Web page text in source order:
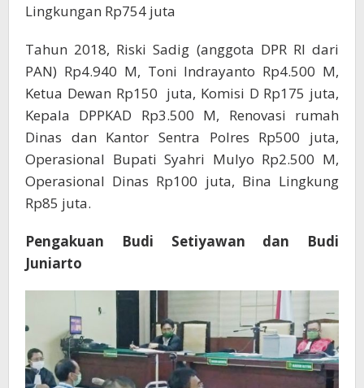
Lingkungan Rp754 juta
Tahun 2018, Riski Sadig (anggota DPR RI dari
PAN) Rp4.940 M, Toni Indrayanto Rp4.500 M,
Ketua Dewan Rp150 juta, Komisi D Rp175 juta,
Kepala DPPKAD Rp3.500 M, Renovasi rumah
Dinas dan Kantor Sentra Polres Rp500 juta,
Operasional Bupati Syahri Mulyo Rp2.500 M,
Operasional Dinas Rp100 juta, Bina Lingkung
Rp85 juta.
Pengakuan Budi Setiyawan dan Budi
Juniarto